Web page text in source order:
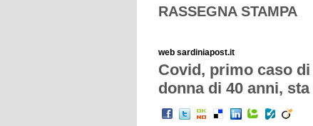
RASSEGNA STAMPA
web sardiniapost.it
Covid, primo caso
donna di 40 anni, sta